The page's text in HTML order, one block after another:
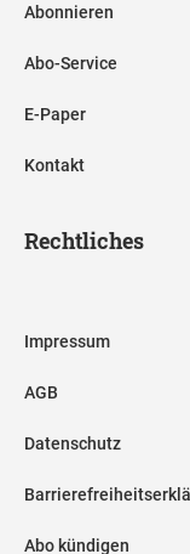
Abonnieren
Abo-Service
E-Paper
Kontakt
Rechtliches
Impressum
AGB
Datenschutz
Abo kündigen